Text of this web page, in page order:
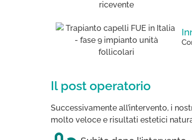
Il post operatorio
Successivamente all’intervento, i
molto veloce e risultati estetici